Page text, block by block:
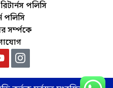
পলিসি
পলিসি
সর্ম্পকে